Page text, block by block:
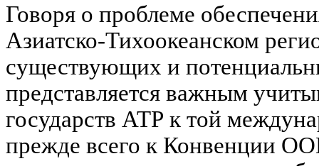
Говоря о проблеме
Азиатско-Тихоокеанском
существующих и
представляется важным
государств АТР к той
прежде всего к Конвенции